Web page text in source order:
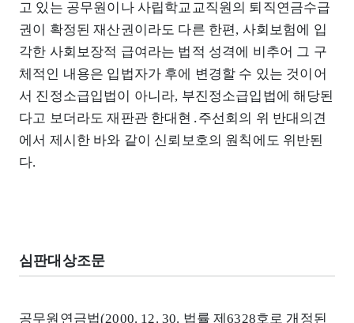
고 있는 공무원이나 사립학교교직원의 퇴직연금수급
권이 확정된 재산권이라도 다른 한편, 사회보험에 입
각한 사회보장적 급여라는 법적 성격에 비추어 그 구
체적인 내용은 입법자가 후에 변경할 수 있는 것이어
서 진정소급입법이 아니라, 부진정소급입법에 해당된
다고 보더라도 재판관 한대현․주선회의 위 반대의견
에서 제시한 바와 같이 신뢰보호의 원칙에도 위반된
다.
심판대상조문
공무원연금법(2000. 12. 30. 법률 제6328호로 개정된